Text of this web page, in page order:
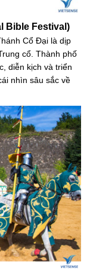
Bible Festival)
Cổ Đại là dịp
cổ. Thành phố
diễn kịch và triển
nhìn sâu sắc về